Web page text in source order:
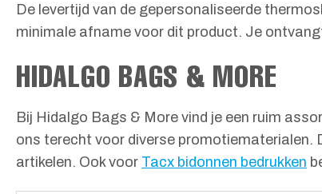
De levertijd van de gepersonaliseerde
minimale afname voor dit product. Je
HIDALGO BAGS & MORE
Bij Hidalgo Bags & More vind je een ruim
ons terecht voor diverse promotiematerialen.
artikelen. Ook voor Tacx bidonnen bedrukken